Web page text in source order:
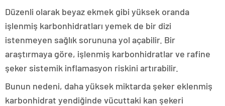
Düzenli olarak beyaz ekmek gibi yüksek oranda
işlenmiş karbonhidratları yemek de bir dizi
istenmeyen sağlık sorununa yol açabilir. Bir
araştırmaya göre, işlenmiş karbonhidratlar ve rafine
şeker sistemik inflamasyon riskini artırabilir.
Bunun nedeni, daha yüksek miktarda şeker eklenmiş
karbonhidrat yendiğinde vücuttaki kan şekeri